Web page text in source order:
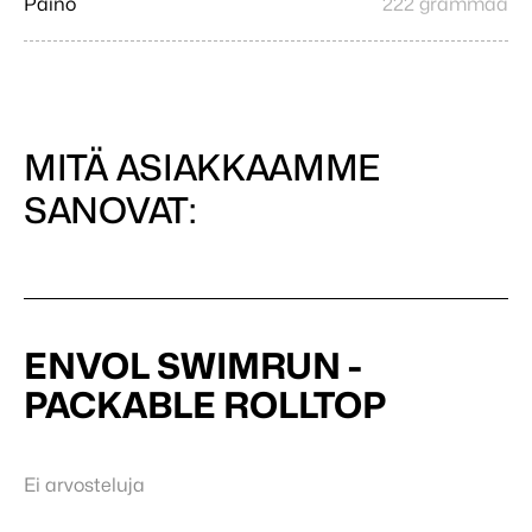
MITÄ ASIAKKAAMME
SANOVAT:
ENVOL SWIMRUN -
PACKABLE ROLLTOP
Ei arvosteluja